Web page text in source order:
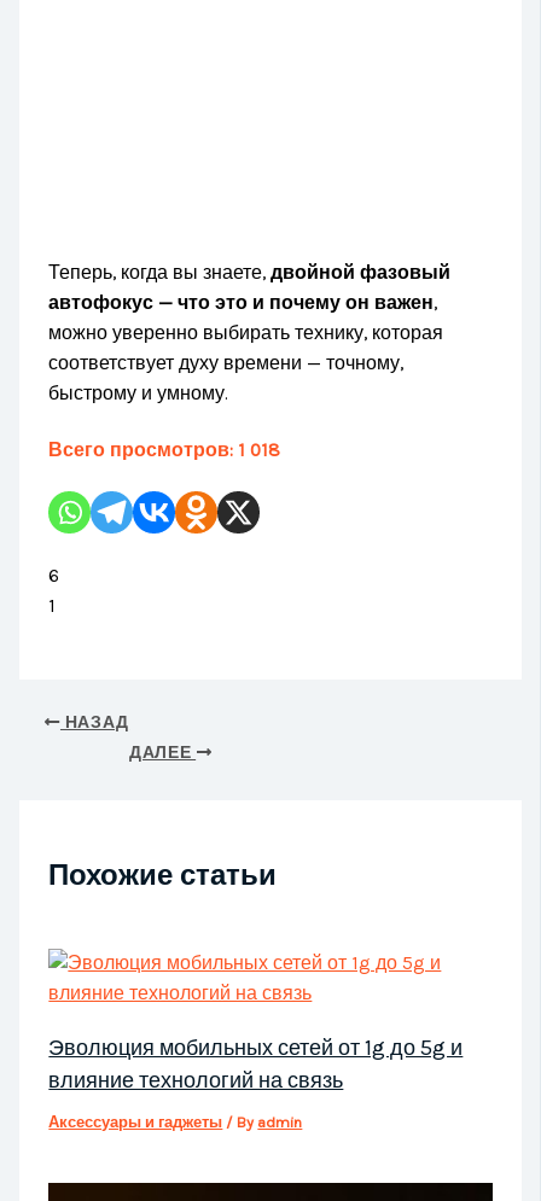
Теперь, когда вы знаете,двойной фазовый
автофокус — что это и почему он важен,
можно уверенно выбирать технику, которая
соответствует духу времени — точному,
быстрому и умному.
Всего просмотров: 1 018
6
1
НАЗАД
ДАЛЕЕ
Похожие статьи
Эволюция мобильных сетей от 1g до 5g и
влияние технологий на связь
Аксессуары и гаджеты / By admin